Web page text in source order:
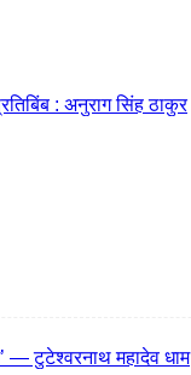
: अनुराग सिंह ठाकुर
— टुटेश्वरनाथ महादेव धाम